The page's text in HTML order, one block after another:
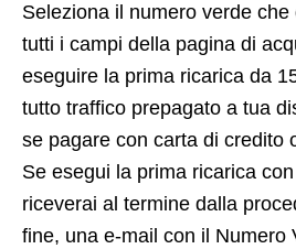
Seleziona il numero verde
tutti i campi della pagina di
eseguire la prima ricarica da
tutto traffico prepagato a tua
se pagare con carta di credito
Se esegui la prima ricarica
riceverai al termine dalla
fine, una e-mail con il Numero